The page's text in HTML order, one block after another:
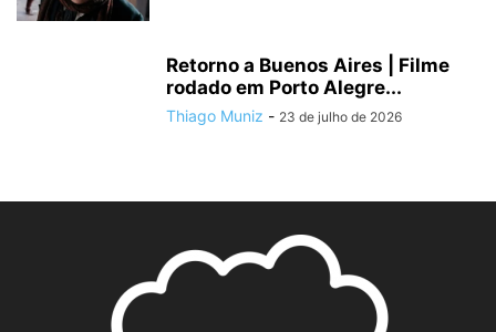
Retorno a Buenos Aires | Filme
rodado em Porto Alegre...
Thiago Muniz - 23 de julho de 2026